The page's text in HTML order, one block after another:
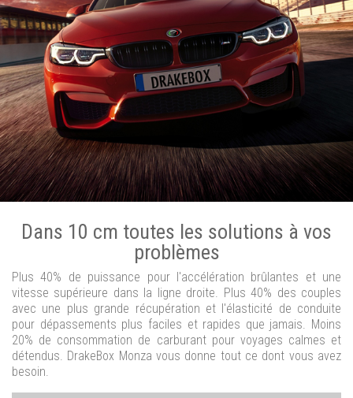
Dans 10 cm toutes les solutions à vos
problèmes
Plus 40% de puissance pour l'accélération brûlantes et une
vitesse supérieure dans la ligne droite. Plus 40% des couples
avec une plus grande récupération et l'élasticité de conduite
pour dépassements plus faciles et rapides que jamais. Moins
20% de consommation de carburant pour voyages calmes et
détendus. DrakeBox Monza vous donne tout ce dont vous avez
besoin.